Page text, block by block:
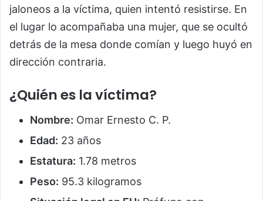
jaloneos a la víctima, quien intentó resistirse. En
el lugar lo acompañaba una mujer, que se ocultó
detrás de la mesa donde comían y luego huyó en
dirección contraria.
¿Quién es la víctima?
Nombre: Omar Ernesto C. P.
Edad: 23 años
Estatura: 1.78 metros
Peso: 95.3 kilogramos